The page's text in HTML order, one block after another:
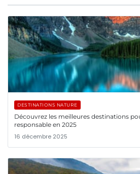
DESTINATIONS NATURE
Découvrez les meilleures destinations
responsable en 2025
16 décembre 2025